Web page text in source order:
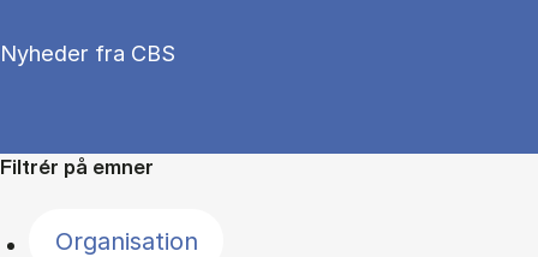
Nyheder fra CBS
Filtrér på emner
Organisation